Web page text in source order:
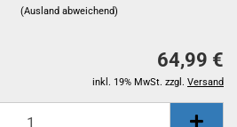
(Ausland abweichend)
64,99 €
inkl. 19% MwSt. zzgl. Versand